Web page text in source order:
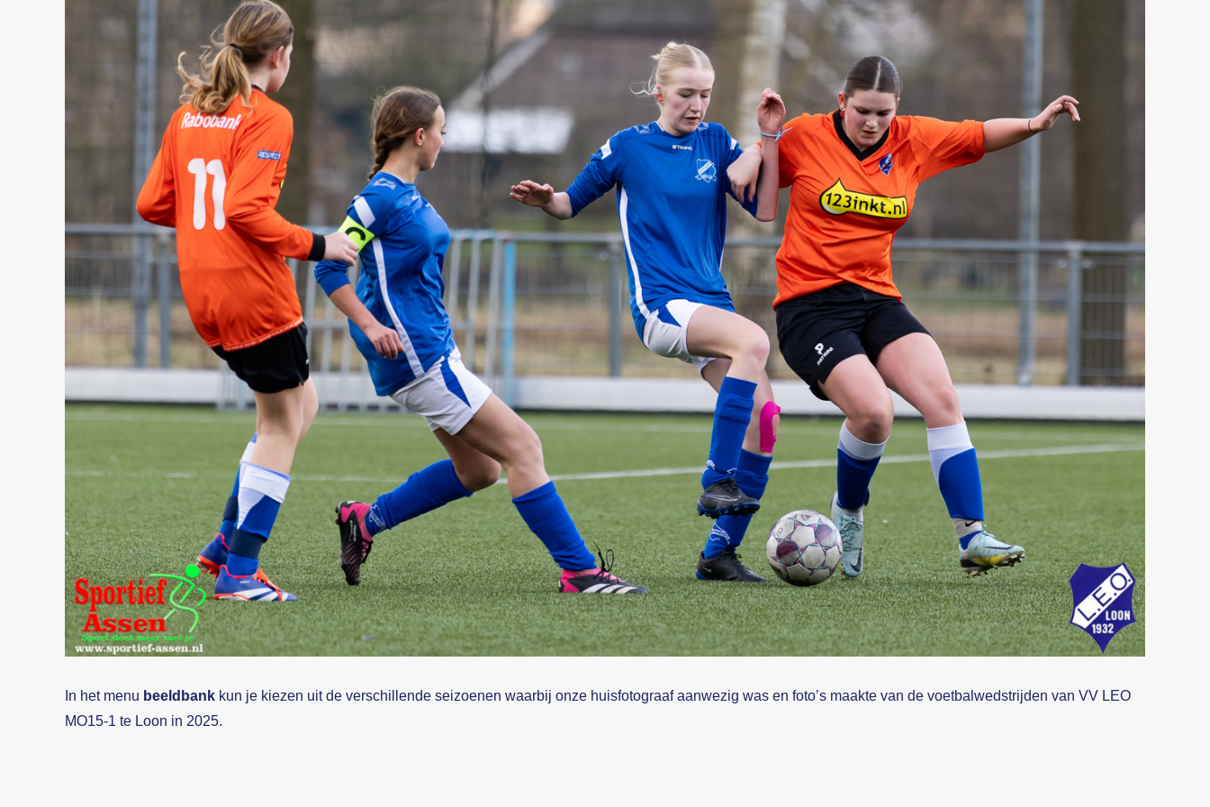
In het menu beeldbank kun je kiezen uit de verschillende seizoenen waarbij onze huisfotograaf aanwezig was en foto’s maakte van de voetbalwedstrijden van VV LEO
MO15-1 te Loon in 2025.